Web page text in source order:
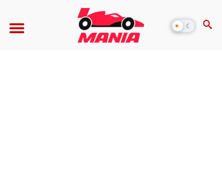
☀ ☾
Alternar
modo